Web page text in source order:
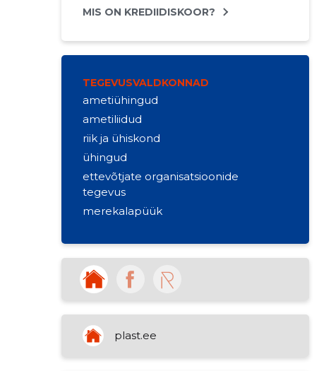
MIS ON KREDIIDISKOOR?
TEGEVUSVALDKONNAD
ametiühingud
ametiliidud
riik ja ühiskond
ühingud
ettevõtjate organisatsioonide
tegevus
merekalapüük
plast.ee